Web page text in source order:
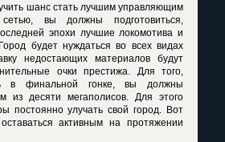
шанс стать лучшим управляющим
сетью, вы должны подготовиться,
эпохи лучшие локомотива и
будет нуждаться во всех видах
недостающих материалов будут
очки престижа. Для того,
в финальной гонке, вы должны
из десяти мегаполисов. Для этого
постоянно улучать свой город. Вот
активным на протяжении